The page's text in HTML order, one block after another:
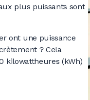
plus puissants sont
ont une puissance
?Cela
kilowattheures (kWh)